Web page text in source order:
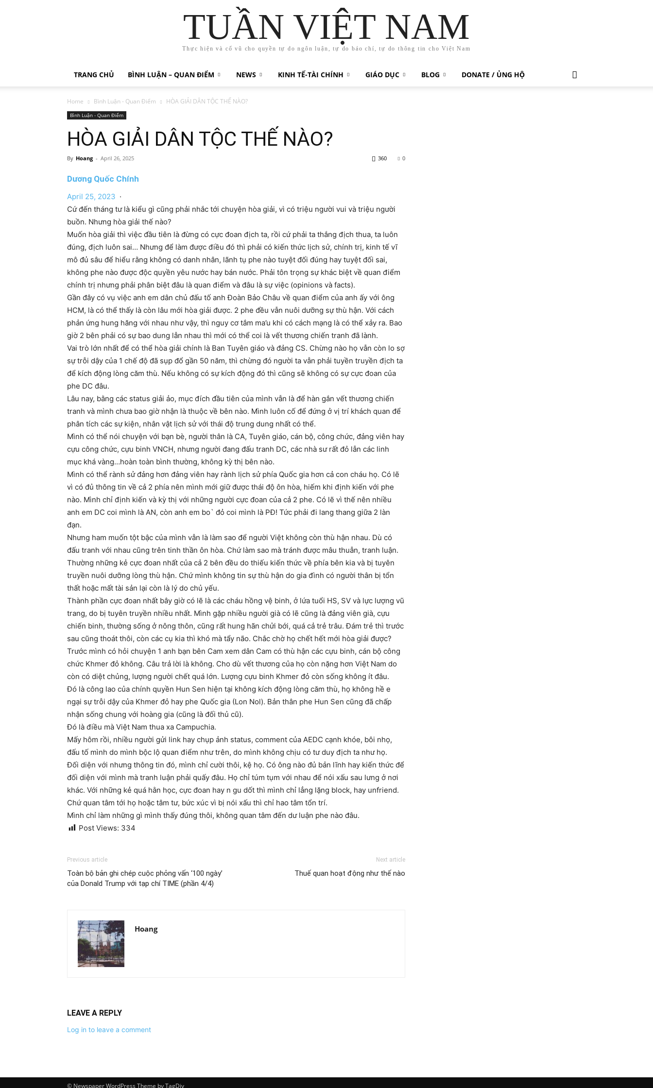
TUẦN VIỆT NAM
Thực hiện và cổ vũ cho quyền tự do ngôn luận, tự do báo chí, tự do thông tin cho Việt Nam
TRANG CHỦ BÌNH LUẬN – QUAN ĐIỂM NEWS KINH TẾ-TÀI CHÍNH GIÁO DỤC BLOG DONATE / ỦNG HỘ
Home Bình Luận - Quan Điểm HÒA GIẢI DÂN TỘC THẾ NÀO?
Bình Luận - Quan Điểm
HÒA GIẢI DÂN TỘC THẾ NÀO?
By Hoang - April 26, 2025 0
360
Dương Quốc Chính
April 25, 2023 ·
Cứ đến tháng tư là kiểu gì cũng phải nhắc tới chuyện hòa giải, vì có triệu người vui và triệu người
buồn. Nhưng hòa giải thế nào?
Muốn hòa giải thì việc đầu tiên là đừng có cực đoan địch ta, rồi cứ phải ta thắng địch thua, ta luôn
đúng, địch luôn sai… Nhưng để làm được điều đó thì phải có kiến thức lịch sử, chính trị, kinh tế vĩ
mô đủ sâu để hiểu rằng không có danh nhân, lãnh tụ phe nào tuyệt đối đúng hay tuyệt đối sai,
không phe nào được độc quyền yêu nước hay bán nước. Phải tôn trọng sự khác biệt về quan điểm
chính trị nhưng phải phân biệt đâu là quan điểm và đâu là sự việc (opinions và facts).
Gần đây có vụ việc anh em dân chủ đấu tố anh Đoàn Bảo Châu về quan điểm của anh ấy với ông
HCM, là có thể thấy là còn lâu mới hòa giải được. 2 phe đều vẫn nuôi dưỡng sự thù hận. Với cách
phản ứng hung hăng với nhau như vậy, thì nguy cơ tắm ma’u khi có cách mạng là có thể xảy ra. Bao
giờ 2 bên phải có sự bao dung lẫn nhau thì mới có thể coi là vết thương chiến tranh đã lành.
Vai trò lớn nhất để có thể hòa giải chính là Ban Tuyên giáo và đảng CS. Chừng nào họ vẫn còn lo sợ
sự trỗi dậy của 1 chế độ đã sụp đổ gần 50 năm, thì chừng đó người ta vẫn phải tuyền truyền địch ta
để kích động lòng căm thù. Nếu không có sự kích động đó thì cũng sẽ không có sự cực đoan của
phe DC đâu.
Lâu nay, bằng các status giải ảo, mục đích đầu tiên của mình vẫn là để hàn gắn vết thương chiến
tranh và mình chưa bao giờ nhận là thuộc về bên nào. Mình luôn cố để đứng ở vị trí khách quan để
phân tích các sự kiện, nhân vật lịch sử với thái độ trung dung nhất có thể.
Mình có thể nói chuyện với bạn bè, người thân là CA, Tuyên giáo, cán bộ, công chức, đảng viên hay
cựu công chức, cựu binh VNCH, nhưng người đang đấu tranh DC, các nhà sư rất đỏ lẫn các linh
mục khá vàng…hoàn toàn bình thường, không kỳ thị bên nào.
Mình có thể rành sử đảng hơn đảng viên hay rành lịch sử phía Quốc gia hơn cả con cháu họ. Có lẽ
vì có đủ thông tin về cả 2 phía nên mình mới giữ được thái độ ôn hòa, hiếm khi định kiến với phe
nào. Mình chỉ định kiến và kỳ thị với những người cực đoan của cả 2 phe. Có lẽ vì thế nên nhiều
anh em DC coi mình là AN, còn anh em bo` đỏ coi mình là PĐ! Tức phải đi lang thang giữa 2 làn
đạn.
Nhưng ham muốn tột bậc của mình vẫn là làm sao để người Việt không còn thù hận nhau. Dù có
đấu tranh với nhau cũng trên tinh thần ôn hòa. Chứ làm sao mà tránh được mâu thuẫn, tranh luận.
Thường những kẻ cực đoan nhất của cả 2 bên đều do thiếu kiến thức về phía bên kia và bị tuyên
truyền nuôi dưỡng lòng thù hận. Chứ mình không tin sự thù hận do gia đình có người thân bị tổn
thất hoặc mất tài sản lại còn là lý do chủ yếu.
Thành phần cực đoan nhất bây giờ có lẽ là các cháu hồng vệ binh, ở lứa tuổi HS, SV và lực lượng vũ
trang, do bị tuyên truyền nhiều nhất. Mình gặp nhiều người già có lẽ cũng là đảng viên già, cựu
chiến binh, thường sống ở nông thôn, cũng rất hung hãn chửi bới, quá cả trẻ trâu. Đám trẻ thì trước
sau cũng thoát thôi, còn các cụ kia thì khó mà tẩy não. Chắc chờ họ chết hết mới hòa giải được?
Trước mình có hỏi chuyện 1 anh bạn bên Cam xem dân Cam có thù hận các cựu binh, cán bộ công
chức Khmer đỏ không. Câu trả lời là không. Cho dù vết thương của họ còn nặng hơn Việt Nam do
còn có diệt chủng, lượng người chết quá lớn. Lượng cựu binh Khmer đỏ còn sống không ít đâu.
Đó là công lao của chính quyền Hun Sen hiện tại không kích động lòng căm thù, họ không hề e
ngại sự trỗi dậy của Khmer đỏ hay phe Quốc gia (Lon Nol). Bản thân phe Hun Sen cũng đã chấp
nhận sống chung với hoàng gia (cũng là đối thủ cũ).
Đó là điều mà Việt Nam thua xa Campuchia.
Mấy hôm rồi, nhiều người gửi link hay chụp ảnh status, comment của AEDC cạnh khóe, bôi nhọ,
đấu tố mình do mình bộc lộ quan điểm như trên, do mình không chịu có tư duy địch ta như họ.
Đối diện với nhưng thông tin đó, mình chỉ cười thôi, kệ họ. Có ông nào đủ bản lĩnh hay kiến thức để
đối diện với mình mà tranh luận phải quấy đâu. Họ chỉ túm tụm với nhau để nói xấu sau lưng ở nơi
khác. Với những kẻ quá hằn học, cực đoan hay n gu dốt thì mình chỉ lẳng lặng block, hay unfriend.
Chứ quan tâm tới họ hoặc tâm tư, bức xúc vì bị nói xấu thì chỉ hao tâm tổn trí.
Mình chỉ làm những gì mình thấy đúng thôi, không quan tâm đến dư luận phe nào đâu.
Post Views: 334
Previous article
Toàn bộ bản ghi chép cuộc phỏng vấn ‘100 ngày’
của Donald Trump với tạp chí TIME (phần 4/4)
Next article
Thuế quan hoạt động như thế nào
Hoang
LEAVE A REPLY
Log in to leave a comment
© Newspaper WordPress Theme by TagDiv